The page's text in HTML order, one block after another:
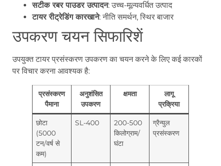
सटीक रबर पाउडर उत्पादन: उच्च-मूल्यवर्धित उत्पाद
टायर रीट्रेडिंग कारखाने: नीति समर्थन, स्थिर बाजार
उपकरण चयन सिफारिशें
उपयुक्त टायर प्रसंस्करण उपकरण का चयन करने के लिए कई कारकों
पर विचार करना आवश्यक है:
प्रसंस्करण
पैमाना
अनुशंसित
उपकरण
क्षमता
लागू
प्रक्रिया
छोटा
(5000
टन/वर्ष से
कम)
SL-400
200-500
किलोग्राम/
घंटा
ग्रैन्युल
प्रसंस्करण